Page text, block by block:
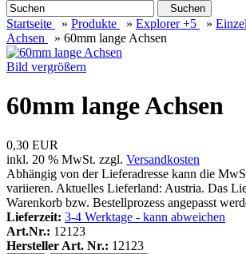
Suchen
Startseite » Produkte » Explorer +5 »
Achsen
» 60mm lange Achsen
Bild vergrößern
60mm lange Achsen
0,30 EUR
inkl. 20 % MwSt. zzgl. Versandkosten
Abhängig von der Lieferadresse kann die
variieren. Aktuelles Lieferland: Austria. Das
Warenkorb bzw. Bestellprozess angepasst
Lieferzeit: 3-4 Werktage - kann abweichen
Art.Nr.: 12123
Hersteller Art. Nr.: 12123